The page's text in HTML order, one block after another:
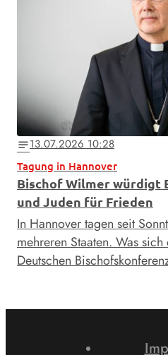
notes13.07.2026 10:28
Tagung in Hannover
Bischof Wilmer würdigt
und Juden für Frieden
In Hannover tagen seit
mehreren Staaten. Was
Deutschen